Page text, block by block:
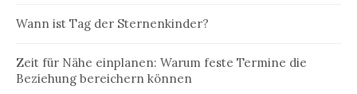
Wann ist Tag der Sternenkinder?
Zeit für Nähe einplanen: Warum feste Termine die
Beziehung bereichern können